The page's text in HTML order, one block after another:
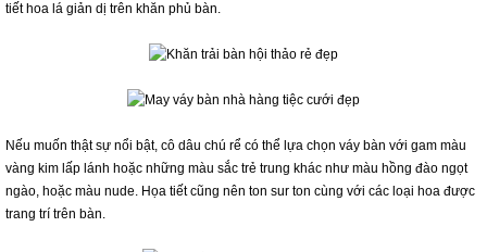
tiết hoa lá giản dị trên khăn phủ bàn.
Nếu muốn thật sự nổi bật, cô dâu chú rể có thể lựa chọn váy bàn với gam màu
vàng kim lấp lánh hoặc những màu sắc trẻ trung khác như màu hồng đào ngọt
ngào, hoặc màu nude. Họa tiết cũng nên ton sur ton cùng với các loại hoa được
trang trí trên bàn.